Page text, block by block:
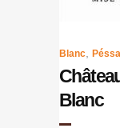
Blanc
Blanc